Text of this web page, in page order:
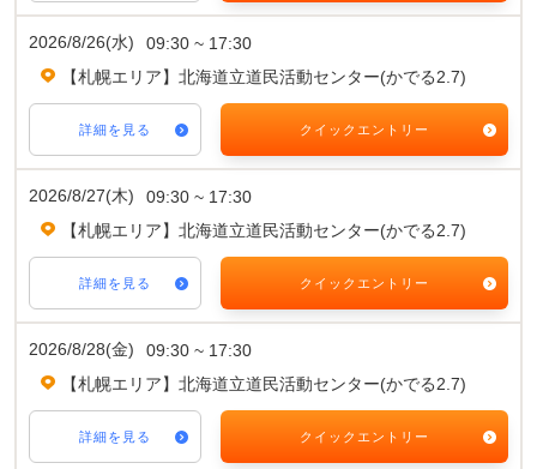
2026/8/26(水)
09:30 ~ 17:30
【札幌エリア】北海道立道民活動センター(かでる2.7)
詳細を見る クイックエントリー
2026/8/27(木)
09:30 ~ 17:30
【札幌エリア】北海道立道民活動センター(かでる2.7)
詳細を見る クイックエントリー
2026/8/28(金)
09:30 ~ 17:30
【札幌エリア】北海道立道民活動センター(かでる2.7)
詳細を見る クイックエントリー